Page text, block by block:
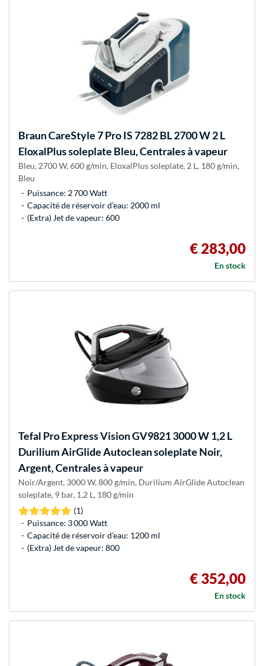
BraunCareStyle 7 Pro IS 7282 BL 2700 W 2 L
EloxalPlus soleplate Bleu, Centrales à vapeur
Bleu, 2700 W, 600 g/min, EloxalPlus soleplate, 2 L, 180 g/min,
Bleu
Puissance: 2 700 Watt
Capacité de réservoir d’eau: 2000 ml
(Extra) Jet de vapeur: 600
€ 283,00
En stock
Tefal Pro Express Vision GV9821 3000 W 1,2 L
Durilium AirGlide Autoclean soleplate Noir,
Argent, Centrales à vapeur
Noir/Argent, 3000 W, 800 g/min, Durilium AirGlide Autoclean
soleplate, 9 bar, 1,2 L, 180 g/min
(1)
Puissance: 3 000 Watt
Capacité de réservoir d’eau: 1200 ml
(Extra) Jet de vapeur: 800
€ 352,00
En stock